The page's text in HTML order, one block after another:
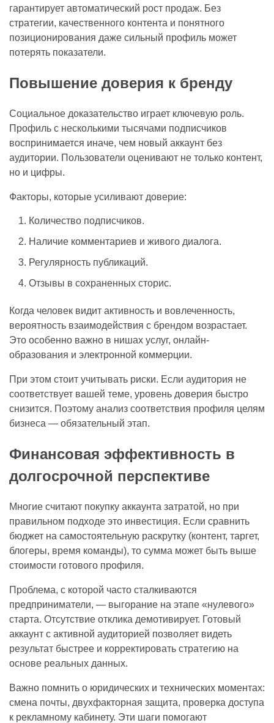
гарантирует автоматический рост продаж. Без
стратегии, качественного контента и понятного
позиционирования даже сильный профиль может
потерять показатели.
Повышение доверия к бренду
Социальное доказательство играет ключевую роль.
Профиль с несколькими тысячами подписчиков
воспринимается иначе, чем новый аккаунт без
аудитории. Пользователи оценивают не только контент,
но и цифры.
Факторы, которые усиливают доверие:
Количество подписчиков.
Наличие комментариев и живого диалога.
Регулярность публикаций.
Отзывы в сохраненных сторис.
Когда человек видит активность и вовлеченность,
вероятность взаимодействия с брендом возрастает.
Это особенно важно в нишах услуг, онлайн-
образования и электронной коммерции.
При этом стоит учитывать риски. Если аудитория не
соответствует вашей теме, уровень доверия быстро
снизится. Поэтому анализ соответствия профиля целям
бизнеса — обязательный этап.
Финансовая эффективность в
долгосрочной перспективе
Многие считают покупку аккаунта затратой, но при
правильном подходе это инвестиция. Если сравнить
бюджет на самостоятельную раскрутку (контент, таргет,
блогеры, время команды), то сумма может быть выше
стоимости готового профиля.
Проблема, с которой часто сталкиваются
предприниматели, — выгорание на этапе «нулевого»
старта. Отсутствие отклика демотивирует. Готовый
аккаунт с активной аудиторией позволяет видеть
результат быстрее и корректировать стратегию на
основе реальных данных.
Важно помнить о юридических и технических моментах:
смена почты, двухфакторная защита, проверка доступа
к рекламному кабинету. Эти шаги помогают